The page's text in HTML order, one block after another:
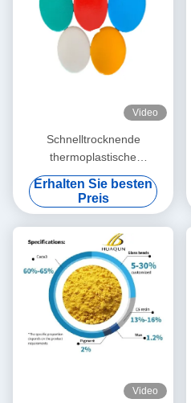
Video
Schnelltrocknende
thermoplastische
Straßenmarkierungsfarbe
mit hohen reflektierenden
Eigenschaften und Basis aus
Erdölharz für eine langlebige
Straßenmarkierung
Erhalten Sie besten
Preis
Video